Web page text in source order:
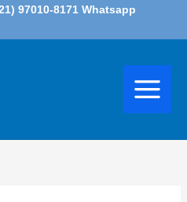
97010-8171 Whatsapp